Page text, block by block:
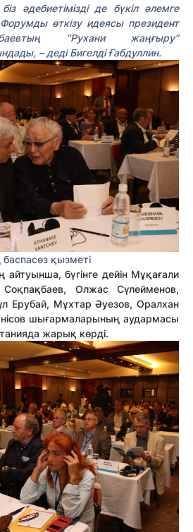
әдебиетімізді де бүкіл әлемге
өткізу идеясы президент
“Рухани жаңғыру”
– деді Бигелді Ғабдуллин.
қызметі
айтуынша, бүгінге дейін Мұқағали
Соқпақбаев, Олжас Сүлейменов,
Ерубай, Мұхтар Әуезов, Оралхан
шығармаларының аудармасы
жарық көрді.